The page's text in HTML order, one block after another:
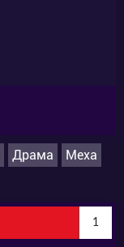
Драма
Меха
1